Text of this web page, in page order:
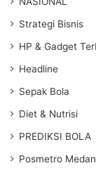
Strategi Bisnis
HP & Gadget
Headline
Sepak Bola
Diet & Nutrisi
PREDIKSI BOLA
Posmetro Medan